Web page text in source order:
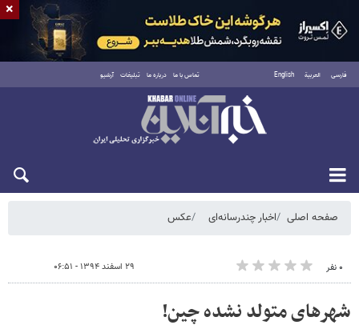
فارسی العربية English تماس با ما درباره ما تبلیغات آرشیو
شنبه ۱۷ مرداد ۱۴۰۵
صفحه اصلی اخبار چندرسانه‌ای عکس
۰ نفر ۲۹ اسفند ۱۳۹۴ - ۰۶:۵۱
شهرهای متولد نشده چین!
×